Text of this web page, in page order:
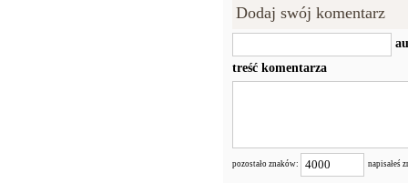
Dodaj swój komentarz
treść komentarza
pozostało znaków: napisałeś